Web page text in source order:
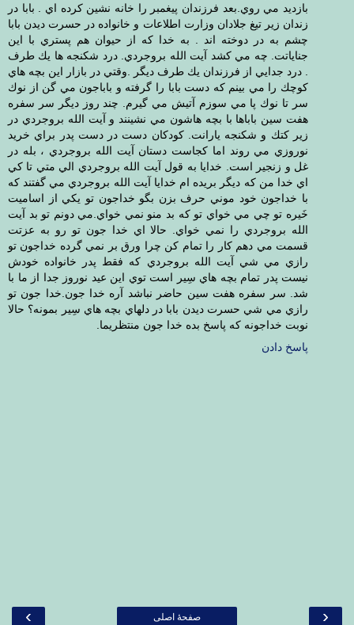
بازديد مي روي.بعد فرزندان پيغمبر را خانه نشين كرده اي . بابا در
زندان زير تيغ جلادان وزارت اطلاعات و خانواده در حسرت ديدن بابا
چشم به در دوخته اند . به خدا كه از حيوان هم پستري با اين
جناياتت. چه مي كشد آيت الله بروجردي. درد شكنجه ها يك طرف
. درد جدايي از فرزندان يك طرف ديگر .وقتي در بازار اين بچه هاي
كوچك را مي بينم كه دست بابا را گرفته و باباجون مي گن از نوك
سر تا نوك پا مي سوزم آتيش مي گيرم. چند روز ديگر سر سفره
هفت سين باباها با بچه هاشون مي نشينند و آيت الله بروجردي در
زير كتك و شكنجه يارانت. كودكان دست در دست پدر براي خريد
نوروزي مي روند اما كجاست دستان آيت الله بروجردي ، بله در
غل و زنجير است. خدايا به قول آيت الله بروجردي الي متي تا كي
اي خدا من كه ديگر بريده ام خدايا آيت الله بروجردي مي گفتند كه
با خداجون خود موني حرف بزن بگو خداجون تو يكي از اساميت
خَيره تو چي مي خواي تو كه بد منو نمي خواي.مي دونم تو بد آيت
الله بروجردي را نمي خواي. حالا اي خدا جون تو رو به عزتت
قسمت مي دهم كار را تمام كن چرا ورق بر نمي گرده خداجون تو
رازي مي شي آيت الله بروجردي كه فقط پدر خانواده خودش
نيست پدر تمام بچه هاي سِير است توي اين عيد نوروز جدا از ما با
شد. سر سفره هفت سين حاضر نباشد آره خدا جون.خدا جون تو
رازي مي شي حسرت ديدن بابا در دلهاي بچه هاي سِير بمونه؟ حالا
نوبت خداجونه كه پاسخ بده خدا جون منتظريما.
پاسخ دادن
‹
› صفحهٔ اصلی